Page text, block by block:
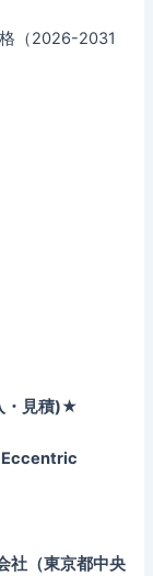
（2026-2031
・見積)★
Eccentric
社（東京都中央